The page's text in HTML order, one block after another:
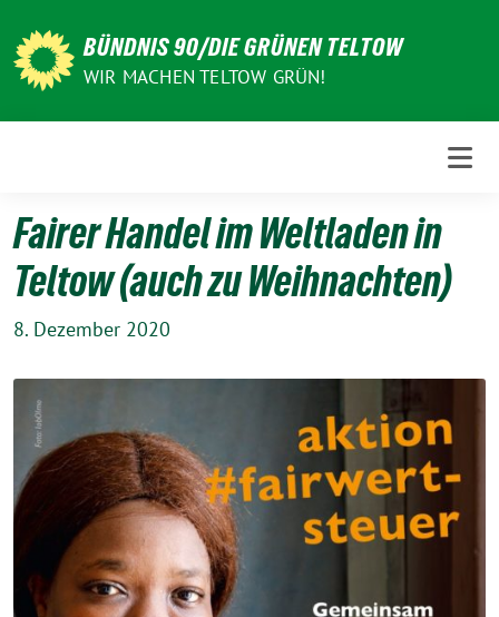
zum
Inhalt
BÜNDNIS 90/DIE GRÜNEN TELTOW
WIR MACHEN TELTOW GRÜN!
Fairer Handel im Weltladen in
Teltow (auch zu Weihnachten)
8. Dezember 2020